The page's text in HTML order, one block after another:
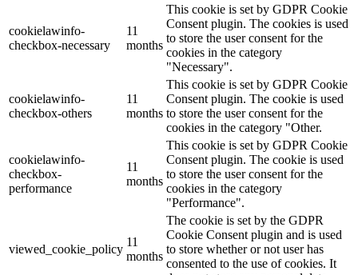
cookielawinfo-
checkbox-necessary
11
months
This cookie is set by GDPR Cookie
Consent plugin. The cookies is used
to store the user consent for the
cookies in the category
"Necessary".
cookielawinfo-
checkbox-others
11
months
This cookie is set by GDPR Cookie
Consent plugin. The cookie is used
to store the user consent for the
cookies in the category "Other.
cookielawinfo-
checkbox-
performance
11
months
This cookie is set by GDPR Cookie
Consent plugin. The cookie is used
to store the user consent for the
cookies in the category
"Performance".
viewed_cookie_policy
11
months
The cookie is set by the GDPR
Cookie Consent plugin and is used
to store whether or not user has
consented to the use of cookies. It